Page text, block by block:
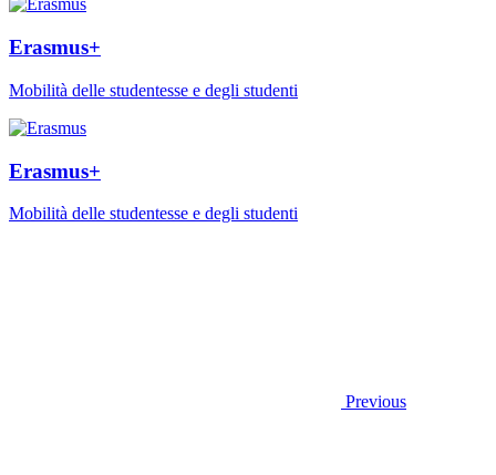
Erasmus+
Mobilità delle studentesse e degli studenti
Erasmus+
Mobilità delle studentesse e degli studenti
Previous